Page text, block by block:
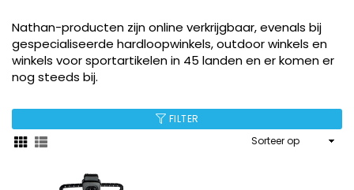
Nathan-producten zijn online verkrijgbaar, evenals bij
gespecialiseerde hardloopwinkels, outdoor winkels en
winkels voor sportartikelen in 45 landen en er komen er
nog steeds bij.
FILTER